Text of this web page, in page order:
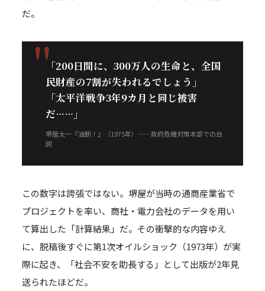
だ。
「200日間に、300万人の生命と、全国
民財産の7割が失われるでしょう」
「太平洋戦争3年9カ月と同じ被害
だ……」
堺屋太一『油断！』（1975年）——政府危機対策本部での台
詞
この数字は誇張ではない。堺屋が当時の通商産業省で
プロジェクトを率い、商社・電力会社のデータを用い
て算出した「計算結果」だ。その衝撃的な内容ゆえ
に、脱稿後すぐに第1次オイルショック（1973年）が実
際に起き、「社会不安を助長する」として出版が2年見
送られたほどだ。